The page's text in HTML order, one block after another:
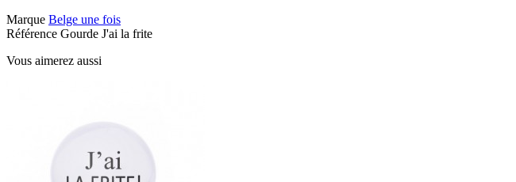
Marque Belge une fois
Référence Gourde J'ai la frite
Vous aimerez aussi